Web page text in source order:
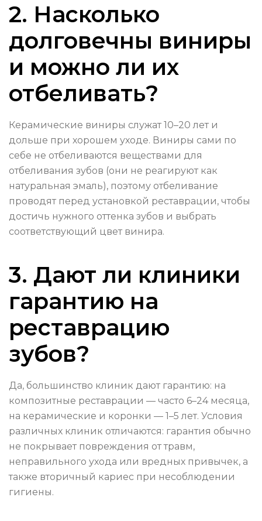
2. Насколько
долговечны виниры
и можно ли их
отбеливать?
Керамические виниры служат 10–20 лет и
дольше при хорошем уходе. Виниры сами по
себе не отбеливаются веществами для
отбеливания зубов (они не реагируют как
натуральная эмаль), поэтому отбеливание
проводят перед установкой реставрации, чтобы
достичь нужного оттенка зубов и выбрать
соответствующий цвет винира.
3. Дают ли клиники
гарантию на
реставрацию
зубов?
Да, большинство клиник дают гарантию: на
композитные реставрации — часто 6–24 месяца,
на керамические и коронки — 1–5 лет. Условия
различных клиник отличаются: гарантия обычно
не покрывает повреждения от травм,
неправильного ухода или вредных привычек, а
также вторичный кариес при несоблюдении
гигиены.